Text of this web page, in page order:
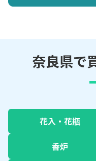
奈良県で
花入・花瓶
香炉